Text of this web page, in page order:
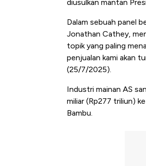
diusulkan mantan
Dalam sebuah panel
Jonathan Cathey,
topik yang paling
penjualan kami akan
(25/7/2025).
Industri mainan AS
miliar (Rp277 triliun)
Bambu.